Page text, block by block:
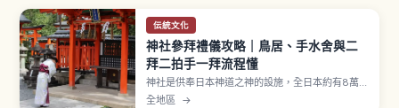
伝統文化
神社參拜禮儀攻略｜鳥居、手水舍與二
拜二拍手一拜流程懂
神社是供奉日本神道之神的設施，全日本約有8萬
座。參拜流程為穿過鳥居、在手水舍以一杓水淨
全地區 →